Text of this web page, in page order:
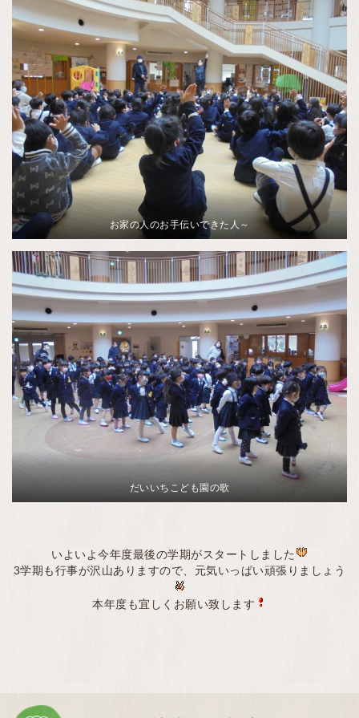
お家の人のお手伝いできた人～
だいいちこども園の歌
いよいよ今年度最後の学期がスタートしました
3学期も行事が沢山ありますので、元気いっぱい頑張りましょう
本年度も宜しくお願い致します